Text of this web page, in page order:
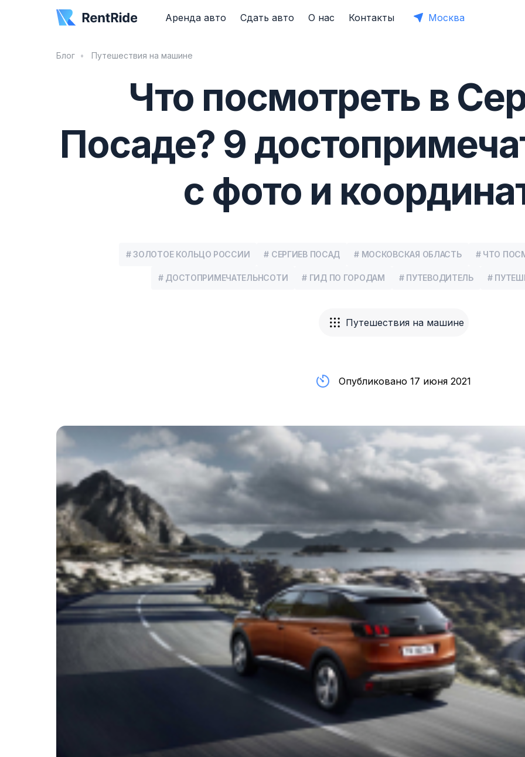
Аренда авто Сдать авто О нас Контакты Москва
Блог Путешествия на машине
Что посмотреть в
Посаде? 9
с фото и
# ЗОЛОТОЕ КОЛЬЦО РОССИИ # СЕРГИЕВ ПОСАД # МОСКОВСКАЯ ОБЛАСТЬ # ЧТО
# ДОСТОПРИМЕЧАТЕЛЬНСОТИ # ГИД ПО ГОРОДАМ # ПУТЕВОДИТЕЛЬ #
Путешествия на машине
Опубликовано 17 июня 2021